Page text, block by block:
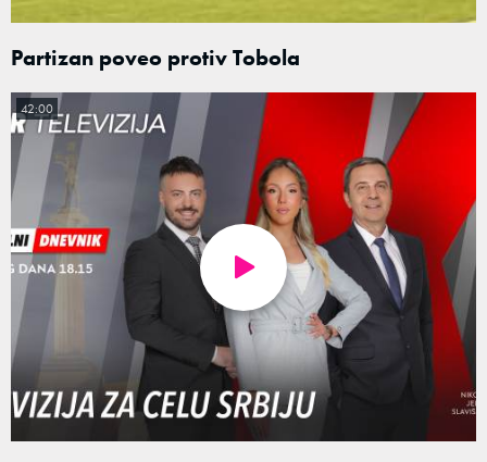
Partizan poveo protiv Tobola
42:00